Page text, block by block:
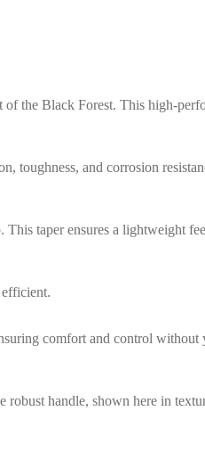
the Black Forest. This high-
toughness, and corrosion
taper ensures a lightweight
comfort and control
handle, shown here in